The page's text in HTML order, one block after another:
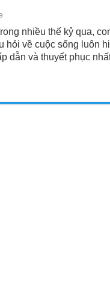
nhiều thế kỷ qua,
hỏi về cuộc sống luôn
dẫn và thuyết phục